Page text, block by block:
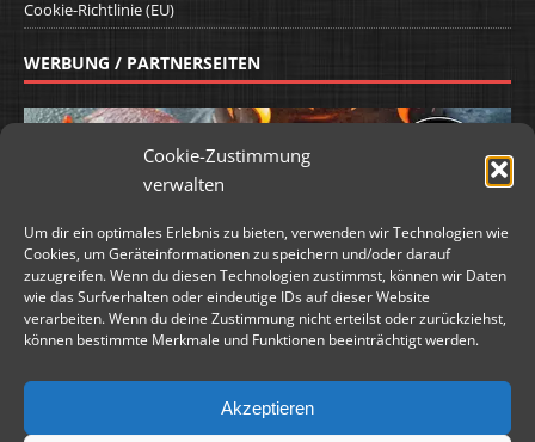
Cookie-Zustimmung
verwalten
Um dir ein optimales Erlebnis zu bieten, verwenden wir Technologien wie
Cookies, um Geräteinformationen zu speichern und/oder darauf
zuzugreifen. Wenn du diesen Technologien zustimmst, können wir Daten
wie das Surfverhalten oder eindeutige IDs auf dieser Website
verarbeiten. Wenn du deine Zustimmung nicht erteilst oder zurückziehst,
können bestimmte Merkmale und Funktionen beeinträchtigt werden.
Akzeptieren
Cookie-Richtlinie (EU)
WERBUNG / PARTNERSEITEN